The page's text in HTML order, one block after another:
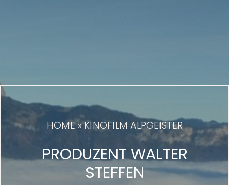
HOME»KINOFILM ALPGEISTER
PRODUZENT WALTER
STEFFEN